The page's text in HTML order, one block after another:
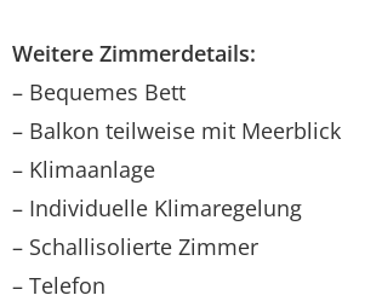
Weitere Zimmerdetails:
– Bequemes Bett
– Balkon teilweise mit Meerblick
– Klimaanlage
– Individuelle Klimaregelung
– Schallisolierte Zimmer
– Telefon